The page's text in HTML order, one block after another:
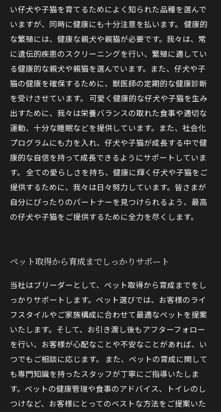
い仔犬や子猫を育てるためによく知られた品種を選んで
いますが、同時に健康にも十分注意を払います。 健康的
な繁殖には、健康な親犬や親猫が必要です。我々は、常
に遺伝的疾患のスクリーニングを行い、繁殖に適してい
る健康的な親犬や親猫を選んでいます。また、仔犬や子
猫の健康を確保するために、獣医師の定期的な健康診断
を受けさせています。 可愛く健康的な仔犬や子猫を生み
出すために、我々は栄養バランスの取れた食事や適切な
運動、十分な睡眠などを提供しています。また、社会化
プログラムにも力を入れ、仔犬や子猫が成長する中で健
康的な自信を持って成長できるようにサポートしていま
す。 全ての愛らしさを持ち、健康に輝く仔犬や子猫をご
提供するために、我々は日々努力しています。皆さまが
自分にぴったりのパートナーを見つけられるよう、最高
の仔犬や子猫をご提供するために全力を尽くします。
ペット取得から育成までしっかりサポート
当社はブリーダーとして、ペット取得から育成までをし
っかりサポートします。ペット選びでは、お客様のライ
フスタイルやご家族構成に合わせて最適なペットを提案
いたします。そして、お引き渡し後もアフターフォロー
を行い、お客様が心配なことや不安なことがあれば、い
つでもご相談に応じます。 また、ペットの育成に関して
も専門知識を持ったスタッフが丁寧にご指導いたしま
す。ペットの健康管理や食事のアドバイス、トイレのし
つけなど、お客様にとってのベストな方法をご提案いた